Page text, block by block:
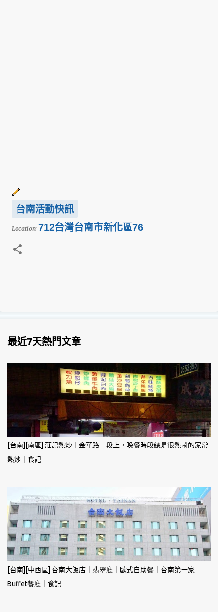
台南活動快訊
Location: 712台灣台南市新化區76
最近7天熱門文章
[台南][南區] 莊記熱炒｜金華路一段上，晚餐時段總是很熱鬧的家常
熱炒｜食記
[台南][中西區] 台南大飯店｜翡翠廳｜歐式自助餐｜台南第一家
Buffet餐廳｜食記